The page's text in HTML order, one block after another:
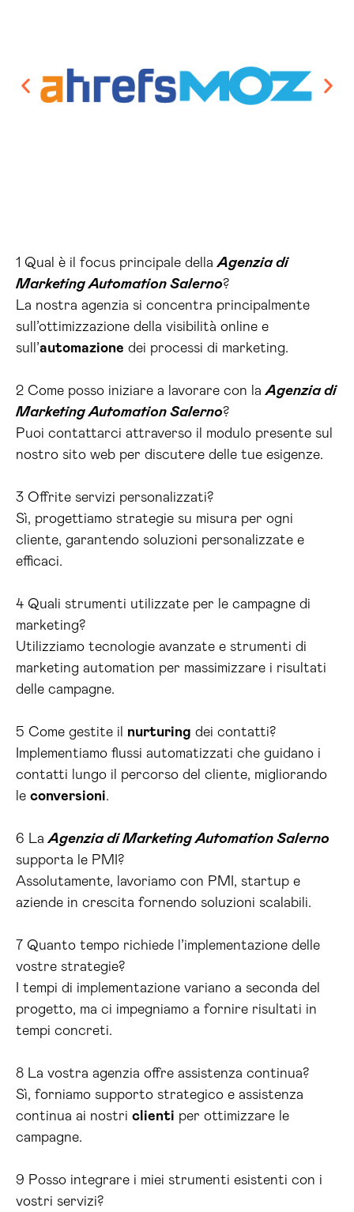
1 Qual è il focus principale dellaAgenzia di
Marketing Automation Salerno?
La nostra agenzia si concentra principalmente
sull’ottimizzazione della visibilità online e
sull’automazione dei processi di marketing.
2 Come posso iniziare a lavorare con laAgenzia di
Marketing Automation Salerno?
Puoi contattarci attraverso il modulo presente sul
nostro sito web per discutere delle tue esigenze.
3 Offrite servizi personalizzati?
Sì, progettiamo strategie su misura per ogni
cliente, garantendo soluzioni personalizzate e
efficaci.
4 Quali strumenti utilizzate per le campagne di
marketing?
Utilizziamo tecnologie avanzate e strumenti di
marketing automation per massimizzare i risultati
delle campagne.
5 Come gestite il nurturing dei contatti?
Implementiamo flussi automatizzati che guidano i
contatti lungo il percorso del cliente, migliorando
le conversioni.
6 LaAgenzia di Marketing Automation Salerno
supporta le PMI?
Assolutamente, lavoriamo con PMI, startup e
aziende in crescita fornendo soluzioni scalabili.
7 Quanto tempo richiede l’implementazione delle
vostre strategie?
I tempi di implementazione variano a seconda del
progetto, ma ci impegniamo a fornire risultati in
tempi concreti.
8 La vostra agenzia offre assistenza continua?
Sì, forniamo supporto strategico e assistenza
continua ai nostri clienti per ottimizzare le
campagne.
9 Posso integrare i miei strumenti esistenti con i
vostri servizi?